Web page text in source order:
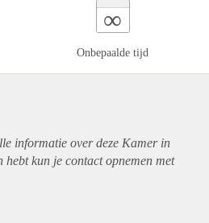
∞
Onbepaalde tijd
informatie over deze Kamer in
hebt kun je contact opnemen met